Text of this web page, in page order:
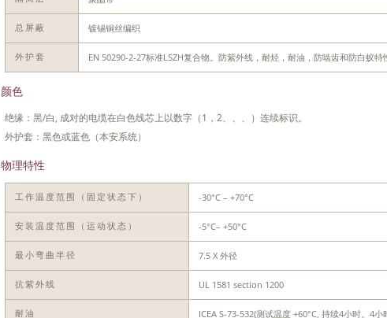
总屏蔽 镀锡铜丝编织
外护套 EN 50290-2-27标准LSZH复合物。防紫外线，耐烃，耐油，防啮齿和防白蚁特
颜色
绝缘：黑/白, 成对的电缆在白色线芯上以数字（1，2、、、）连续标识。
外护套：黑色或蓝色（本安系统）
物理特性
工作温度范围（固定状态下） -30°C – +70°C
安装温度范围（运动状态） -5°C– +50°C
最小弯曲半径 7.5 X 外径
抗紫外线 UL 1581 section 1200
耐油 ICEA S-73-532(测试温度 +60°C, 持续4小时。4